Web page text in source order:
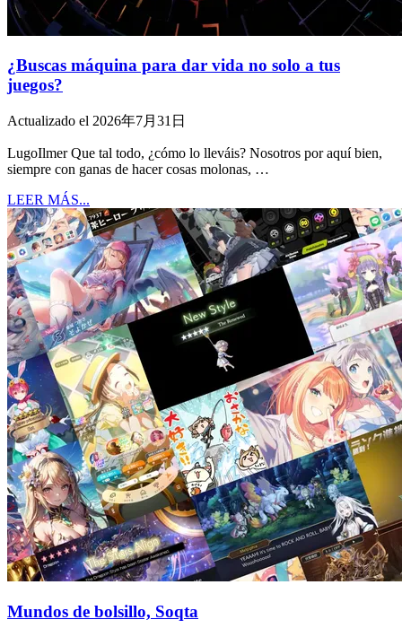
¿Buscas máquina para dar vida no solo a tus
juegos?
Actualizado el 2026年7月31日
LugoIlmer Que tal todo, ¿cómo lo lleváis? Nosotros por aquí bien,
siempre con ganas de hacer cosas molonas, …
LEER MÁS...
Mundos de bolsillo, Soqta